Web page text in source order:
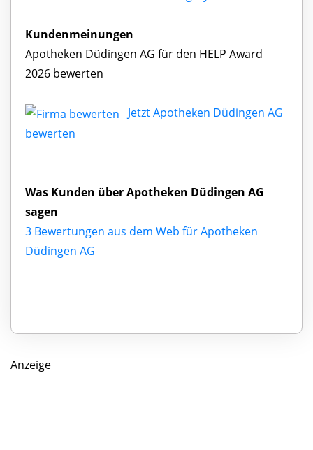
Kundenmeinungen
Apotheken Düdingen AG für den HELP Award
2026 bewerten
Jetzt Apotheken Düdingen AG
bewerten
Was Kunden über Apotheken Düdingen AG
sagen
3 Bewertungen aus dem Web für Apotheken
Düdingen AG
Anzeige